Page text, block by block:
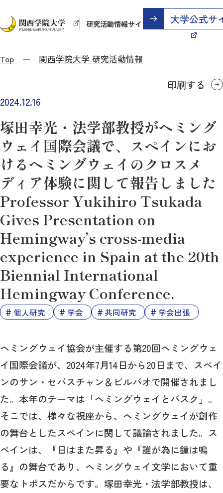
研究活動情報サイト
Top 関西学院大学 研究活動情報
印刷する
2024.12.16
塚田幸光・法学部教授がヘミング
ウェイ国際会議で、スペインにお
けるヘミングウェイのクロスメ
ディア体験に関して報告しました
Professor Yukihiro Tsukada
Gives Presentation on
Hemingway’s cross-media
experience in Spain at the 20th
Biennial International
Hemingway Conference.
個人研究 学会 共同研究 学会出張
ヘミングウェイ協会が主催する第20回ヘミングウェ
イ国際会議が、2024年7月14日から20日まで、スペイ
ンのサン・セバスチャン＆ビルバオで開催されまし
た。本年のテーマは「ヘミングウェイとバスク」。
そこでは、様々な視座から、ヘミングウェイが創作
の舞台としたスペインに関して議論されました。ス
ペインは、『日はまた昇る』や『誰が為に鐘は鳴
る』の舞台であり、ヘミングウェイ文学において重
要なトポスだからです。塚田幸光・法学部教授は、